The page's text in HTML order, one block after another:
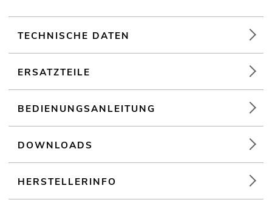
TECHNISCHE DATEN
ERSATZTEILE
BEDIENUNGSANLEITUNG
DOWNLOADS
HERSTELLERINFO